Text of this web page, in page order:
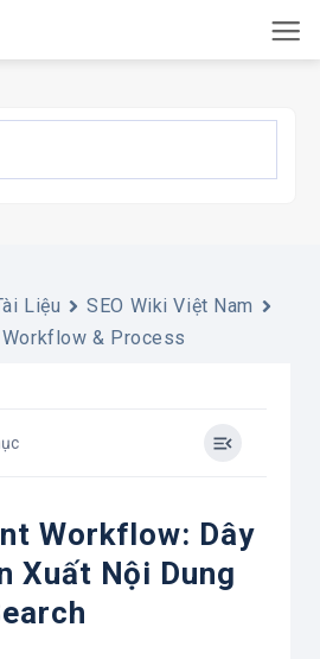
Liệu
SEO Wiki Việt Nam
Workflow & Process
Workflow: Dây
Xuất Nội Dung